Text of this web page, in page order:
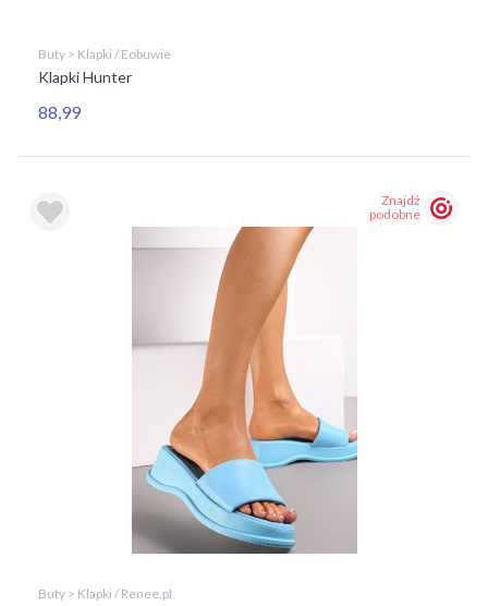
Buty > Klapki / Eobuwie
Klapki Hunter
88,99
Znajdź
podobne
Buty > Klapki / Renee.pl